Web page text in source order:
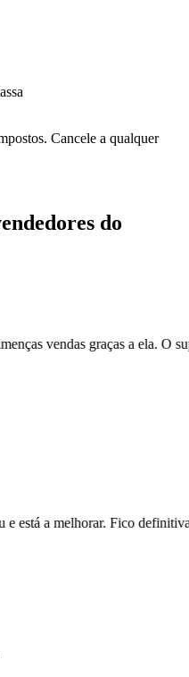
Cancele a qualquer
do
é 100% rápido e
com o quanto isto